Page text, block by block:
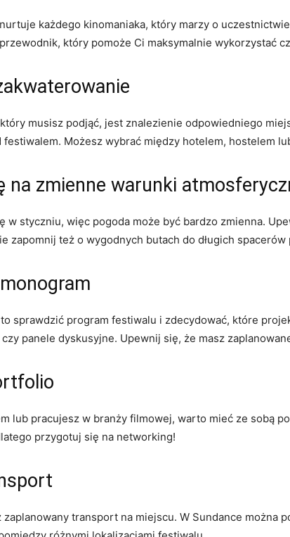
każdego kinomaniaka, który marzy o
który pomoże Ci maksymalnie wykorzystać
musisz podjąć, jest znalezienie odpowiedniego
festiwalem. Możesz wybrać między hotelem, hostelem
na zmienne warunki
w styczniu, więc pogoda może być bardzo zmienna.
zapomnij też o wygodnych butach do długich spacerów
sprawdzić program festiwalu i zdecydować, które
panele dyskusyjne. Upewnij się, że masz
lub pracujesz w branży filmowej, warto mieć ze sobą
przygotuj się na networking!
zaplanowany transport na miejscu. W Sundance